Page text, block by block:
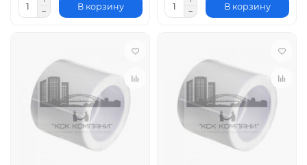
В корзину В корзину